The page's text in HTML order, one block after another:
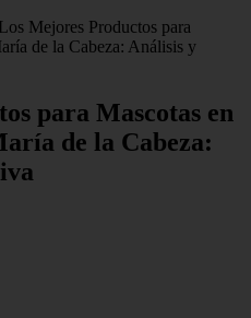
Los Mejores Productos para
de la Cabeza: Análisis y
para Mascotas en
de la Cabeza: